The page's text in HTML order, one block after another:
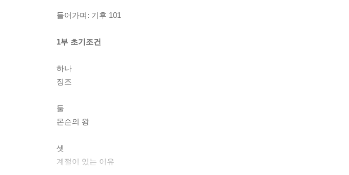
들어가며: 기후 101
1부 초기조건
하나
징조
둘
몬순의 왕
셋
계절이 있는 이유